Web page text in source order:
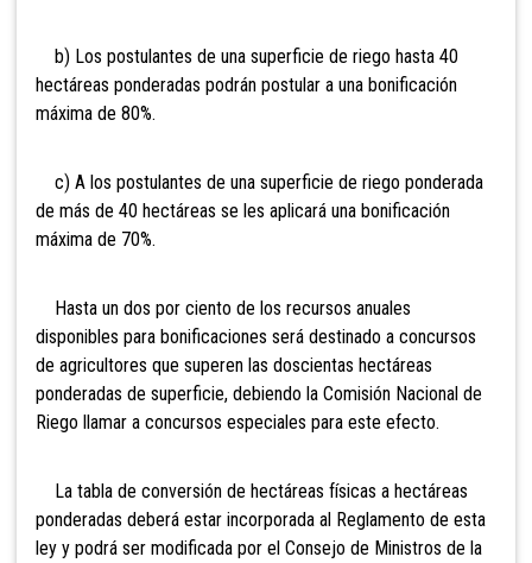
b) Los postulantes de una superficie de riego hasta 40
hectáreas ponderadas podrán postular a una bonificación
máxima de 80%.
c) A los postulantes de una superficie de riego ponderada
de más de 40 hectáreas se les aplicará una bonificación
máxima de 70%.
Hasta un dos por ciento de los recursos anuales
disponibles para bonificaciones será destinado a concursos
de agricultores que superen las doscientas hectáreas
ponderadas de superficie, debiendo la Comisión Nacional de
Riego llamar a concursos especiales para este efecto.
La tabla de conversión de hectáreas físicas a hectáreas
ponderadas deberá estar incorporada al Reglamento de esta
ley y podrá ser modificada por el Consejo de Ministros de la